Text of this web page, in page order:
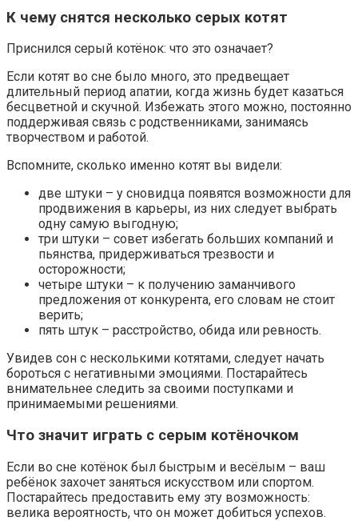
К чему снятся несколько серых котят
Приснился серый котёнок: что это означает?
Если котят во сне было много, это предвещает
длительный период апатии, когда жизнь будет казаться
бесцветной и скучной. Избежать этого можно, постоянно
поддерживая связь с родственниками, занимаясь
творчеством и работой.
Вспомните, сколько именно котят вы видели:
две штуки – у сновидца появятся возможности для
продвижения в карьеры, из них следует выбрать
одну самую выгодную;
три штуки – совет избегать больших компаний и
пьянства, придерживаться трезвости и
осторожности;
четыре штуки – к получению заманчивого
предложения от конкурента, его словам не стоит
верить;
пять штук – расстройство, обида или ревность.
Увидев сон с несколькими котятами, следует начать
бороться с негативными эмоциями. Постарайтесь
внимательнее следить за своими поступками и
принимаемыми решениями.
Что значит играть с серым котёночком
Если во сне котёнок был быстрым и весёлым – ваш
ребёнок захочет заняться искусством или спортом.
Постарайтесь предоставить ему эту возможность:
велика вероятность, что он может добиться успехов.